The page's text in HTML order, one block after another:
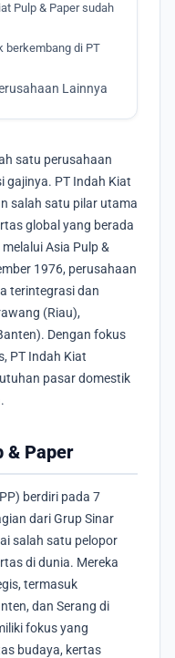
Pulp & Paper sudah
berkembang di PT
Lainnya
satu perusahaan
gajinya. PT Indah Kiat
salah satu pilar utama
global yang berada
Asia Pulp &
1976, perusahaan
terintegrasi dan
(Riau),
Dengan fokus
PT Indah Kiat
pasar domestik
& Paper
berdiri pada 7
dari Grup Sinar
salah satu pelopor
di dunia. Mereka
termasuk
dan Serang di
fokus yang
budaya, kertas